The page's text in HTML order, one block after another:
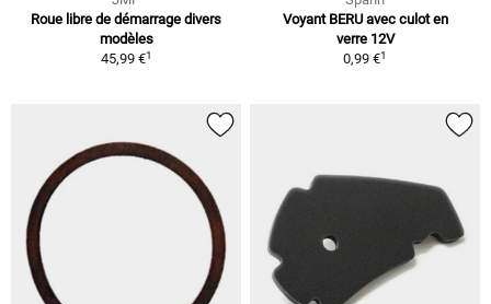
Roue libre de démarrage divers
modèles
45,99 €1
Voyant BERU avec culot en
verre 12V
0,99 €1